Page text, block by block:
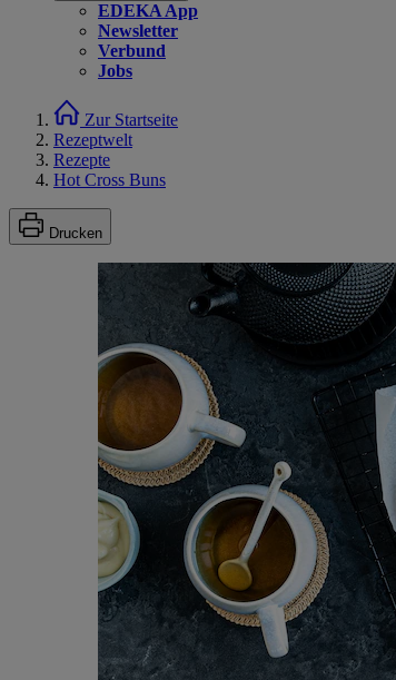
EDEKA App
Newsletter
Verbund
Jobs
Zur Startseite
Rezeptwelt
Rezepte
Hot Cross Buns
Drucken